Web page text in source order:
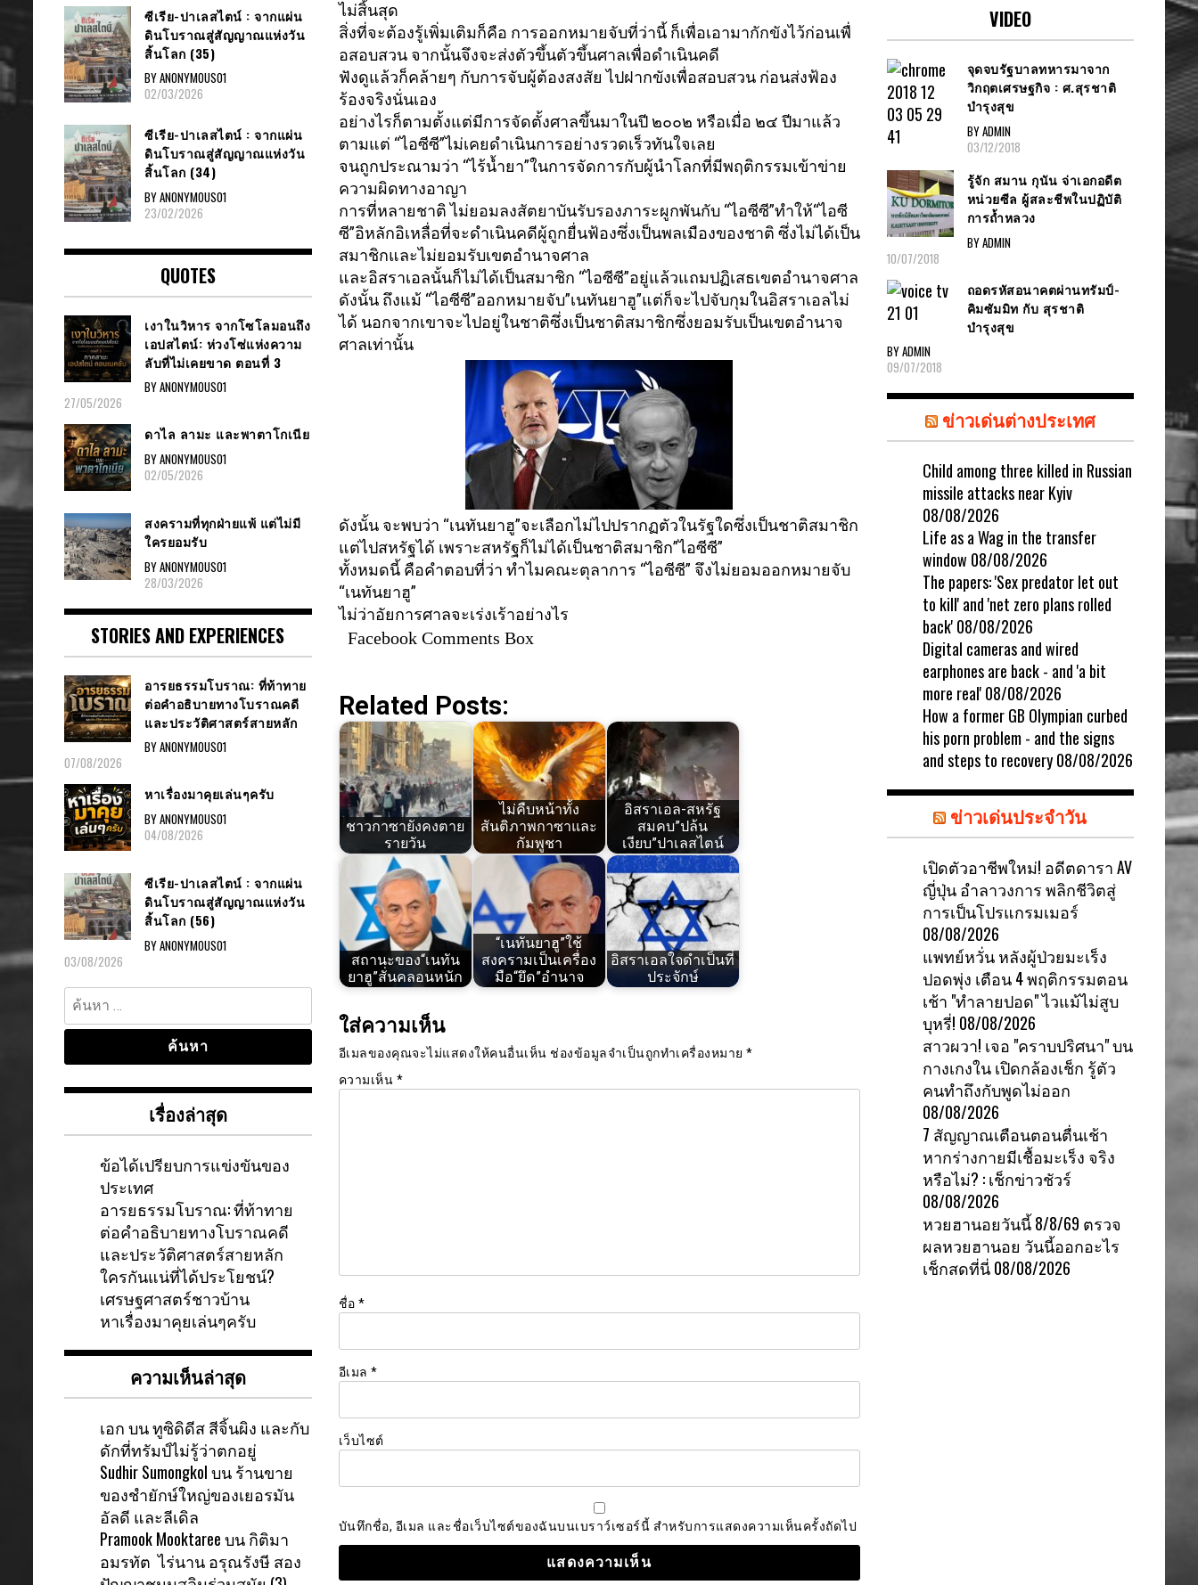
ไม่สิ้นสุด
สิ่งที่จะต้องรู้เพิ่มเติมก็คือ การออกหมายจับที่ว่านี้ ก็เพื่อเอามากักขังไว้ก่อนเพื่
อสอบสวน จากนั้นจึงจะส่งตัวขึ้นตัวขึ้นศาลเพื่อดำเนินคดี
ฟังดูแล้วก็คล้ายๆ กับการจับผู้ต้องสงสัย ไปฝากขังเพื่อสอบสวน ก่อนส่งฟ้อง
ร้องจริงนั่นเอง
อย่างไรก็ตามตั้งแต่มีการจัดตั้งศาลขึ้นมาในปี ๒๐๐๒ หรือเมื่อ ๒๔ ปีมาแล้ว
ตามแต่ “ไอซีซี”ไม่เคยดำเนินการอย่างรวดเร็วทันใจเลย
จนถูกประณามว่า “ไร้น้ำยา”ในการจัดการกับผู้นำโลกที่มีพฤติกรรมเข้าข่าย
ความผิดทางอาญา
การที่หลายชาติ ไม่ยอมลงสัตยาบันรับรองภาระผูกพันกับ “ไอซีซี”ทำให้“ไอซี
ซี”อิหลักอิเหลื่อที่จะดำเนินคดีผู้ถูกยื่นฟ้องซึ่งเป็นพลเมืองของชาติ ซึ่งไม่ได้เป็น
สมาชิกและไม่ยอมรับเขตอำนาจศาล
และอิสราเอลนั้นก็ไม่ได้เป็นสมาชิก “ไอซีซี”อยู่แล้วแถมปฏิเสธเขตอำนาจศาล
ดังนั้น ถึงแม้ “ไอซีซี”ออกหมายจับ”เนทันยาฮู”แต่ก็จะไปจับกุมในอิสราเอลไม่
ได้ นอกจากเขาจะไปอยู่ในชาติซึ่งเป็นชาติสมาชิกซึ่งยอมรับเป็นเขตอำนาจ
ศาลเท่านั้น
ดังนั้น จะพบว่า “เนทันยาฮู”จะเลือกไม่ไปปรากฏตัวในรัฐใดซึ่งเป็นชาติสมาชิก
แต่ไปสหรัฐได้ เพราะสหรัฐก็ไม่ได้เป็นชาติสมาชิก”ไอซีซี”
ทั้งหมดนี้ คือคำตอบที่ว่า ทำไมคณะตุลาการ “ไอซีซี” จึงไม่ยอมออกหมายจับ
“เนทันยาฮู”
ไม่ว่าอัยการศาลจะเร่งเร้าอย่างไร
Facebook Comments Box
Related Posts:
ชาวกาซายังคงตาย
รายวัน
ไม่คืบหน้าทั้ง
สันติภาพกาซาและ
กัมพูชา
อิสราเอล-สหรัฐ
สมคบ”ปล้น
เงียบ”ปาเลสไตน์
สถานะของ“เนทัน
ยาฮู”สั่นคลอนหนัก
“เนทันยาฮู”ใช้
สงครามเป็นเครื่อง
มือ“ยึด”อำนาจ
อิสราเอลใจดำเป็นที่
ประจักษ์
ใส่ความเห็น
อีเมลของคุณจะไม่แสดงให้คนอื่นเห็น ช่องข้อมูลจำเป็นถูกทำเครื่องหมาย *
ความเห็น *
ชื่อ *
อีเมล *
เว็บไซต์
บันทึกชื่อ, อีเมล และชื่อเว็บไซต์ของฉันบนเบราว์เซอร์นี้ สำหรับการแสดงความเห็นครั้งถัดไป
ซีเรีย​-ปาเลสไตน์​ : จากแผ่น
ดินโบราณสู่สัญญาณ​แห่งวัน
สิ้นโลก​ (35)
BY ANONYMOUS01
02/03/2026
ซีเรีย​-ปาเลสไตน์​ : จากแผ่น
ดินโบราณสู่สัญญาณ​แห่งวัน
สิ้นโลก​ (34)
BY ANONYMOUS01
23/02/2026
QUOTES
เงาในวิหาร จากโซโลมอนถึง
เอปสไตน์: ห่วงโซ่แห่งความ
ลับที่ไม่เคยขาด ตอนที่ 3
BY ANONYMOUS01
27/05/2026
ดาไล ลามะ และพาตาโกเนีย
BY ANONYMOUS01
02/05/2026
สงครามที่ทุกฝ่ายแพ้ แต่ไม่มี
ใครยอมรับ
BY ANONYMOUS01
28/03/2026
STORIES AND EXPERIENCES
อารยธรรมโบราณ: ที่ท้าทาย
ต่อคำอธิบายทางโบราณคดี
และประวัติศาสตร์สายหลัก
BY ANONYMOUS01
07/08/2026
หาเรื่องมาคุยเล่นๆครับ
BY ANONYMOUS01
04/08/2026
ซีเรีย-ปาเลสไตน์ : จากแผ่น
ดินโบราณสู่สัญญาณแห่งวัน
สิ้นโลก (56)
BY ANONYMOUS01
03/08/2026
ค้นหา
สำหรับ:
เรื่องล่าสุด
ข้อได้เปรียบการแข่งขันของ
ประเทศ
อารยธรรมโบราณ: ที่ท้าทาย
ต่อคำอธิบายทางโบราณคดี
และประวัติศาสตร์สายหลัก
ใครกันแน่ที่ได้ประโยชน์?
เศรษฐศาสตร์ชาวบ้าน
หาเรื่องมาคุยเล่นๆครับ
ความเห็นล่าสุด
เอกบนทูซิดิดีส สีจิ้นผิง และกับ
ดักที่ทรัมป์ไม่รู้ว่าตกอยู่
Sudhir Sumongkolบนร้านขาย
ของชำยักษ์ใหญ่ของเยอรมัน
อัลดี และลีเดิล
Pramook Mooktareeบนกิติมา
อมรทัต ไร่นาน อรุณรังษี สอง
VIDEO
จุดจบรัฐบาลทหารมาจาก
วิกฤตเศรษฐกิจ : ศ.สุรชาติ
บำรุงสุข
BY ADMIN
03/12/2018
รู้จัก สมาน กุนัน จ่าเอกอดีต
หน่วยซีล ผู้สละชีพในปฏิบัติ
การถ้ำหลวง
BY ADMIN
10/07/2018
ถอดรหัสอนาคตผ่านทรัมป์-
คิมซัมมิท กับ สุรชาติ
บำรุงสุข
BY ADMIN
09/07/2018
ข่าวเด่นต่างประเทศ
Child among three killed in Russian
missile attacks near Kyiv
08/08/2026
Life as a Wag in the transfer
window 08/08/2026
The papers: 'Sex predator let out
to kill' and 'net zero plans rolled
back' 08/08/2026
Digital cameras and wired
earphones are back - and 'a bit
more real' 08/08/2026
How a former GB Olympian curbed
his porn problem - and the signs
and steps to recovery 08/08/2026
ข่าวเด่นประจำวัน
เปิดตัวอาชีพใหม่! อดีตดารา AV
ญี่ปุ่น อำลาวงการ พลิกชีวิตสู่
การเป็นโปรแกรมเมอร์
08/08/2026
แพทย์หวั่น หลังผู้ป่วยมะเร็ง
ปอดพุ่ง เตือน 4 พฤติกรรมตอน
เช้า "ทำลายปอด" ไวแม้ไม่สูบ
บุหรี่! 08/08/2026
สาวผวา! เจอ "คราบปริศนา" บน
กางเกงใน เปิดกล้องเช็ก รู้ตัว
คนทำถึงกับพูดไม่ออก
08/08/2026
7 สัญญาณเตือนตอนตื่นเช้า
หากร่างกายมีเชื้อมะเร็ง จริง
หรือไม่? : เช็กข่าวชัวร์
08/08/2026
หวยฮานอยวันนี้ 8/8/69 ตรวจ
ผลหวยฮานอย วันนี้ออกอะไร
เช็กสดที่นี่ 08/08/2026